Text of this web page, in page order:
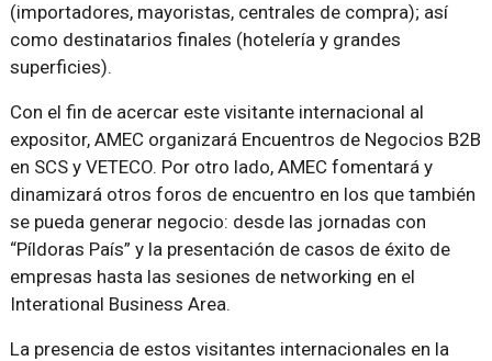
(importadores, mayoristas, centrales de compra); así
como destinatarios finales (hotelería y grandes
superficies).
Con el fin de acercar este visitante internacional al
expositor, AMEC organizará Encuentros de Negocios B2B
en SCS y VETECO. Por otro lado, AMEC fomentará y
dinamizará otros foros de encuentro en los que también
se pueda generar negocio: desde las jornadas con
“Píldoras País” y la presentación de casos de éxito de
empresas hasta las sesiones de networking en el
Interational Business Area.
La presencia de estos visitantes internacionales en la